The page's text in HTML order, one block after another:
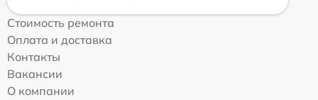
Стоимость ремонта
Оплата и доставка
Контакты
Вакансии
О компании